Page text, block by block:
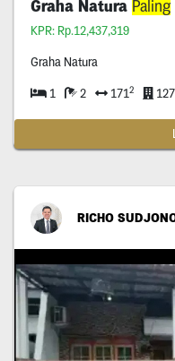
Graha Natura Paling
KPR: Rp.12,437,319
Graha Natura
1 2 1712 127
RICHO